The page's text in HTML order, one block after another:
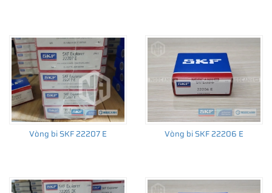
Vòng bi SKF 22207 E Vòng bi SKF 22206 E